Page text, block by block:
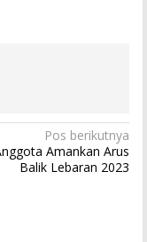
Pos berikutnya
Amankan Arus
Balik Lebaran 2023